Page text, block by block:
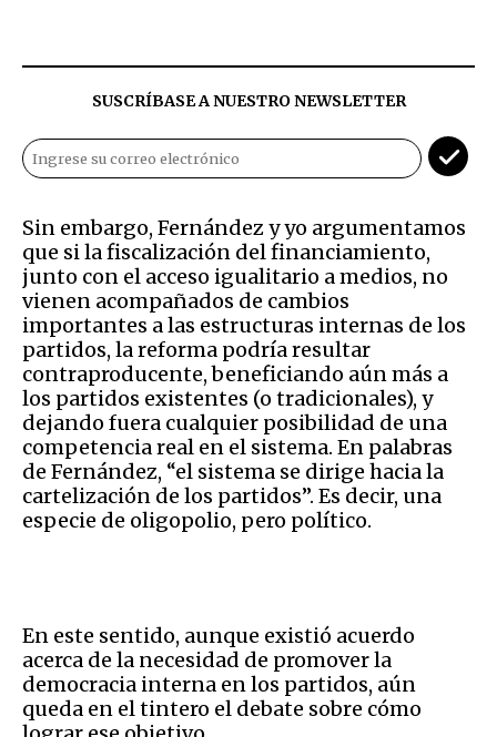
SUSCRÍBASE A NUESTRO NEWSLETTER
Sin embargo, Fernández y yo argumentamos
que si la fiscalización del financiamiento,
junto con el acceso igualitario a medios, no
vienen acompañados de cambios
importantes a las estructuras internas de los
partidos, la reforma podría resultar
contraproducente, beneficiando aún más a
los partidos existentes (o tradicionales), y
dejando fuera cualquier posibilidad de una
competencia real en el sistema. En palabras
de Fernández, “el sistema se dirige hacia la
cartelización de los partidos”. Es decir, una
especie de oligopolio, pero político.
En este sentido, aunque existió acuerdo
acerca de la necesidad de promover la
democracia interna en los partidos, aún
queda en el tintero el debate sobre cómo